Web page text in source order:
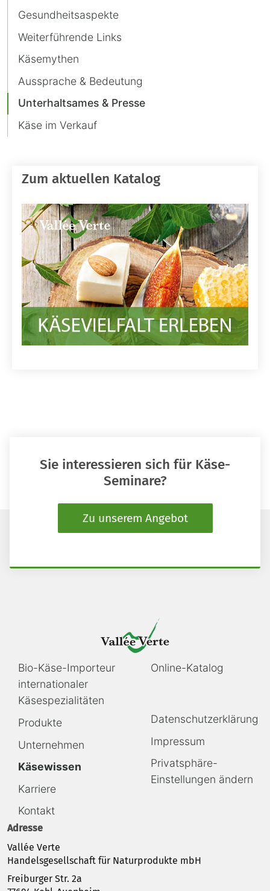
Gesundheitsaspekte
Weiterführende Links
Käsemythen
Aussprache & Bedeutung
Unterhaltsames & Presse
Käse im Verkauf
Zum aktuellen Katalog
Sie interessieren sich für Käse-
Seminare?
Zu unserem Angebot
Navigation
überspringen
Bio-Käse-Importeur
internationaler
Käsespezialitäten
Produkte
Unternehmen
Käsewissen
Karriere
Kontakt
Navigation
Online-Katalog
Navigation
Datenschutzerklärung
Impressum
Privatsphäre-
Einstellungen ändern
Adresse
Vallée Verte
Handelsgesellschaft für Naturprodukte mbH
Freiburger Str. 2a